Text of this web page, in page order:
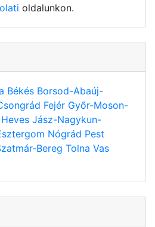
oldalunkon.
Békés Borsod-Abaúj-
Fejér Győr-Moson-
Heves Jász-Nagykun-
Nógrád Pest
Bereg Tolna Vas